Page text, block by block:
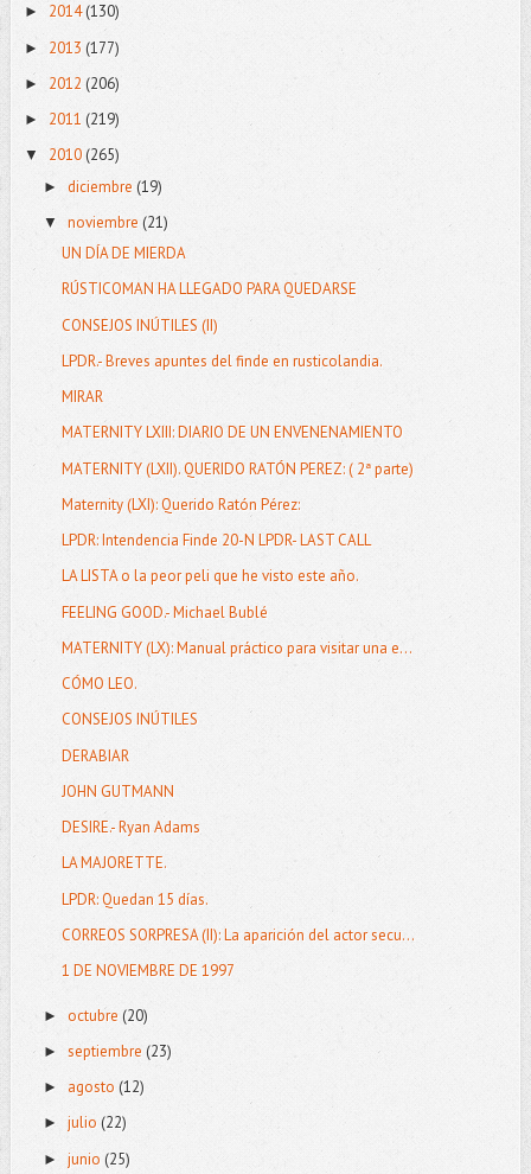
► 2014(130)
► 2013 (177)
► 2012 (206)
► 2011 (219)
▼ 2010(265)
► diciembre (19)
▼ noviembre (21)
UN DÍA DE MIERDA
RÚSTICOMAN HA LLEGADO PARA QUEDARSE
CONSEJOS INÚTILES (II)
LPDR.- Breves apuntes del finde en rusticolandia.
MIRAR
MATERNITY LXIII: DIARIO DE UN ENVENENAMIENTO
MATERNITY (LXII). QUERIDO RATÓN PEREZ: ( 2ª parte)
Maternity (LXI): Querido Ratón Pérez:
LPDR: Intendencia Finde 20-N LPDR- LAST CALL
LA LISTA o la peor peli que he visto este año.
FEELING GOOD.- Michael Bublé
MATERNITY (LX): Manual práctico para visitar una e...
CÓMO LEO.
CONSEJOS INÚTILES
DERABIAR
JOHN GUTMANN
DESIRE.- Ryan Adams
LA MAJORETTE.
LPDR: Quedan 15 días.
CORREOS SORPRESA (II): La aparición del actor secu...
1 DE NOVIEMBRE DE 1997
► octubre (20)
► septiembre (23)
► agosto (12)
► julio (22)
► junio (25)